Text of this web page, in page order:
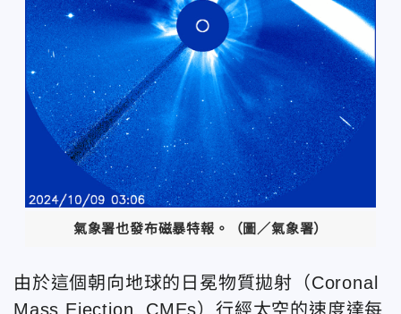
氣象署也發布磁暴特報。（圖／氣象署）
由於這個朝向地球的日冕物質拋射（Coronal
Mass Ejection, CMEs）行經太空的速度達每